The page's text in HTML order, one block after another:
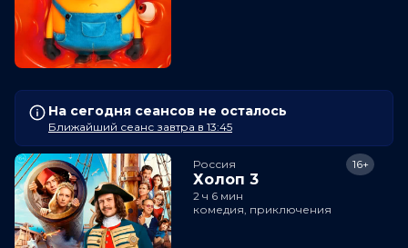
На сегодня сеансов не осталось
Ближайший сеанс завтра в 13:45
Россия
Холоп 3
16+
2 ч 6 мин
комедия, приключения